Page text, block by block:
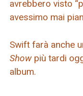
avrebbero visto
avessimo mai
Swift farà anche
Show più tardi
album.